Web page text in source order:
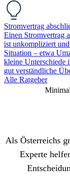
Stromvertrag
Einen Stromvertrag
ist unkompliziert
Situation – etwa
kleine Unterschiede
gut verständliche
Alle Ratgeber
Als Österreichs
Experte